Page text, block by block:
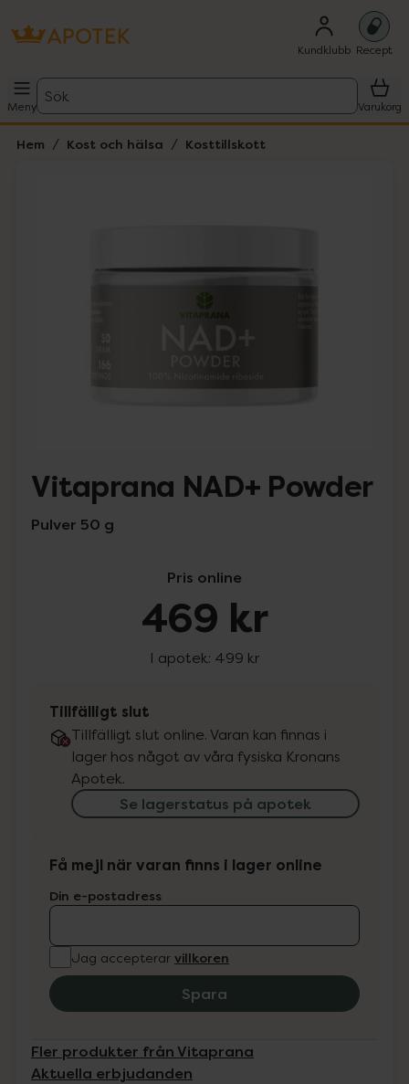
Kundklubb Recept
Meny
Sök
Varukorg
Hem Kost och hälsa Kosttillskott
Vitaprana NAD+ Powder
Pulver 50 g
Pris online
469 kr
I apotek: 499 kr
Tillfälligt slut
Tillfälligt slut online. Varan kan finnas i
lager hos något av våra fysiska Kronans
Apotek.
Se lagerstatus på apotek
Få mejl när varan finns i lager online
Din e-postadress
Jag accepterar villkoren
Spara
Fler produkter från Vitaprana
Aktuella erbjudanden